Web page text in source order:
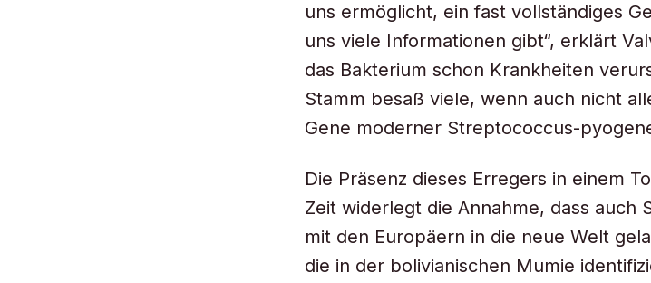
uns ermöglicht, ein fast vollständiges
uns viele Informationen gibt“, erklärt
das Bakterium schon Krankheiten
Stamm besaß viele, wenn auch nicht
Gene moderner Streptococcus-
Die Präsenz dieses Erregers in einem
Zeit widerlegt die Annahme, dass auch
mit den Europäern in die neue Welt
die in der bolivianischen Mumie